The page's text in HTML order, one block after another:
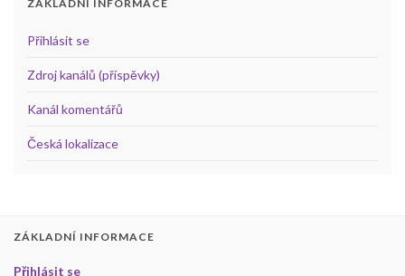
ZÁKLADNÍ INFORMACE
Přihlásit se
Zdroj kanálů (příspěvky)
Kanál komentářů
Česká lokalizace
ZÁKLADNÍ INFORMACE
Přihlásit se